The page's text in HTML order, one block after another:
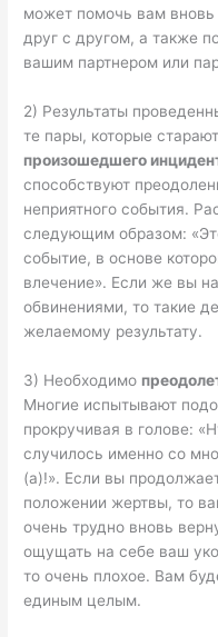
может помочь вам вновь
друг с другом, а также
вашим партнером или
2) Результаты
те пары, которые
произошедшего
способствуют
неприятного события.
следующим образом:
событие, в основе
влечение». Если же вы
обвинениями, то такие
желаемому результату.
3) Необходимо
Многие испытывают
прокручивая в голове:
случилось именно со
(а)!». Если вы
положении жертвы, то
очень трудно вновь
ощущать на себе ваш
то очень плохое. Вам
единым целым.